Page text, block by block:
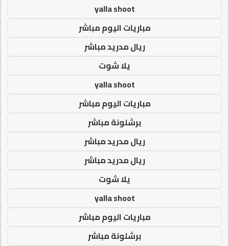
yalla shoot
مباريات اليوم مباشر
ريال مدريد مباشر
يلا شوت
yalla shoot
مباريات اليوم مباشر
برشلونة مباشر
ريال مدريد مباشر
ريال مدريد مباشر
يلا شوت
yalla shoot
مباريات اليوم مباشر
برشلونة مباشر